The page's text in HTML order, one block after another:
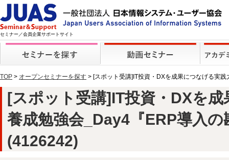
セミナー／会員企業サポートサイト
TOP > オープンセミナーを探す > [スポット受講]IT投資・DXを成果につなげる実
[スポット受講]IT投資・DXを
養成勉強会_Day4『ERP導入の
(4126242)